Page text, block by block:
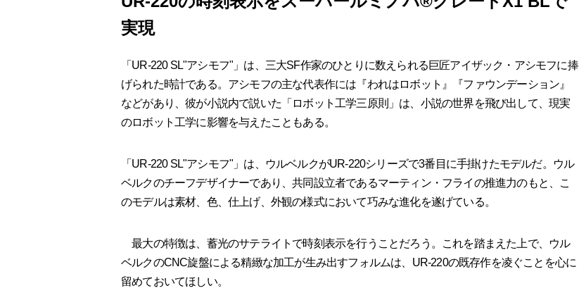
実現
「UR-220 SL"アシモフ"」は、三大SF作家のひとりに数えられる巨匠アイザック・アシモフに捧
げられた時計である。アシモフの主な代表作には『われはロボット』『ファウンデーション』
などがあり、彼が小説内で説いた「ロボット工学三原則」は、小説の世界を飛び出して、現実
のロボット工学に影響を与えたこともある。
「UR-220 SL"アシモフ"」は、ウルベルクがUR-220シリーズで3番目に手掛けたモデルだ。ウル
ベルクのチーフデザイナーであり、共同設立者であるマーティン・フライの推進力のもと、こ
のモデルは素材、色、仕上げ、外観の様式において巧みな進化を遂げている。
最大の特徴は、蓄光のサテライトで時刻表示を行うことだろう。これを踏まえた上で、ウル
ベルクのCNC旋盤による精緻な加工が生み出すフォルムは、UR-220の既存作を凌ぐことを心に
留めておいてほしい。